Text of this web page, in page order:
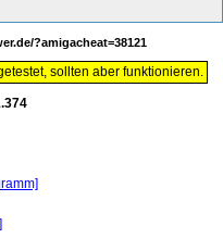
?amigacheat=38121
sollten aber funktionieren.